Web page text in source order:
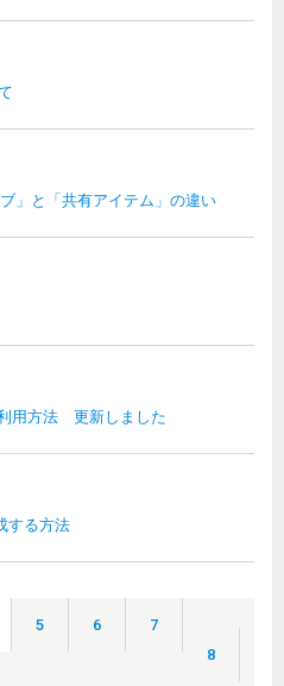
」と「共有アイテム」の違い
用方法 更新しました
する方法
5 6
7
8